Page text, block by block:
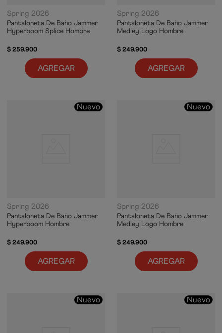
Spring 2026
Pantaloneta De Baño Jammer
Hyperboom Splice Hombre
$259.900
AGREGAR
Spring 2026
Pantaloneta De Baño Jammer
Medley Logo Hombre
$249.900
AGREGAR
Nuevo
Spring 2026
Pantaloneta De Baño Jammer
Hyperboom Hombre
$249.900
AGREGAR
Nuevo
Spring 2026
Pantaloneta De Baño Jammer
Medley Logo Hombre
$249.900
AGREGAR
Nuevo Nuevo